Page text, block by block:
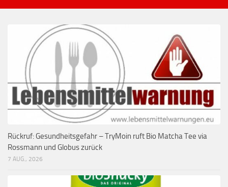
Rückruf: Gesundheitsgefahr – TryMoin ruft Bio Matcha Tee via
Rossmann und Globus zurück
7 AUG., 2026